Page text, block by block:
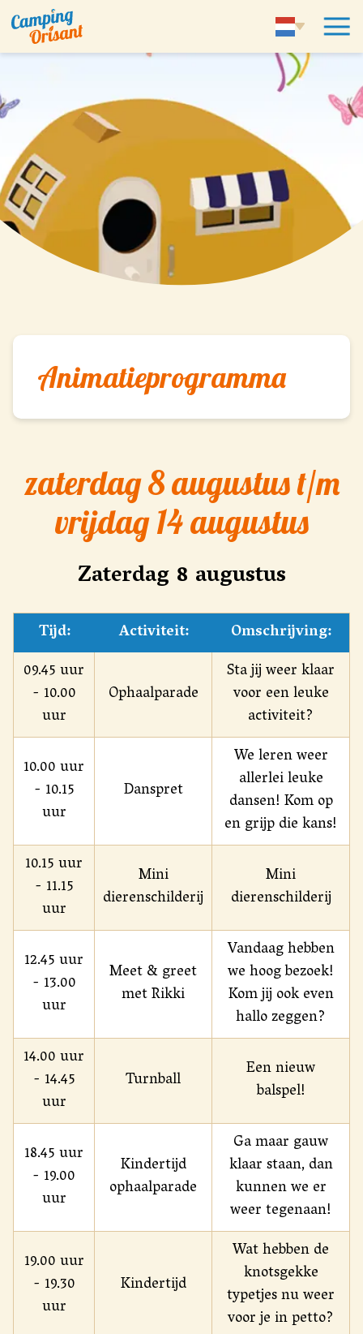
Animatieprogramma
zaterdag 8 augustus t/m
vrijdag 14 augustus
Zaterdag 8 augustus
Tijd: Activiteit:
Omschrijving:
09.45 uur
- 10.00
uur
Ophaalparade
Sta jij weer klaar
voor een leuke
activiteit?
10.00 uur
- 10.15
uur
Danspret
We leren weer
allerlei leuke
dansen! Kom op
en grijp die kans!
10.15 uur
- 11.15
uur
Mini
dierenschilderij
Mini
dierenschilderij
12.45 uur
- 13.00
uur
Meet & greet
met Rikki
Vandaag hebben
we hoog bezoek!
Kom jij ook even
hallo zeggen?
14.00 uur
- 14.45
uur
Turnball
Een nieuw
balspel!
18.45 uur
- 19.00
uur
Kindertijd
ophaalparade
Ga maar gauw
klaar staan, dan
kunnen we er
weer tegenaan!
19.00 uur
- 19.30
uur
Kindertijd
Wat hebben de
knotsgekke
typetjes nu weer
voor je in petto?